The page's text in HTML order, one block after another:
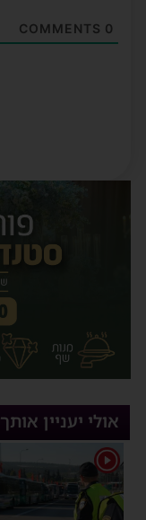
0
אולי יעניין אותך
1